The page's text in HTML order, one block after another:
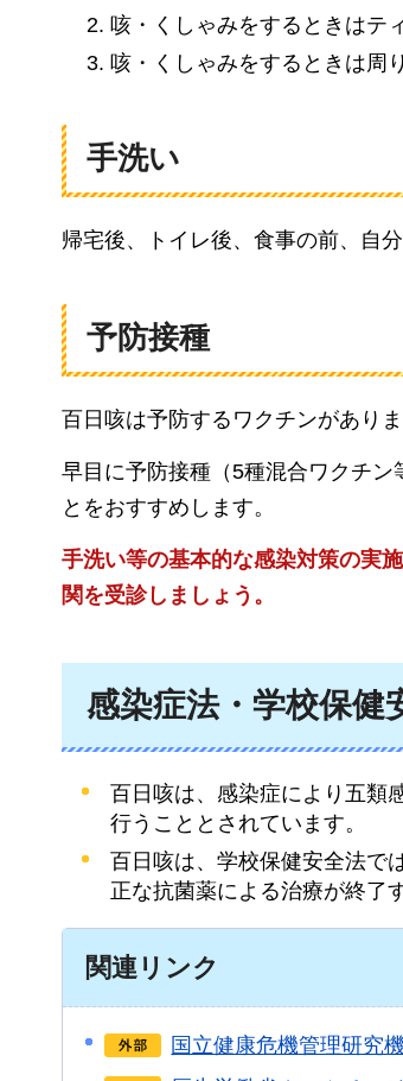
咳・くしゃみをするときはテ
咳・くしゃみをするときは周
手洗い
帰宅後、トイレ後、食事の前、自
予防接種
百日咳は予防するワクチンがありま
早目に予防接種（5種混合ワクチ
とをおすすめします。
手洗い等の基本的な感染対策の実
関を受診しましょう。
感染症法・学校保健
百日咳は、感染症により五類
行うこととされています。
百日咳は、学校保健安全法で
正な抗菌薬による治療が終了
関連リンク
国立健康危機管理研究